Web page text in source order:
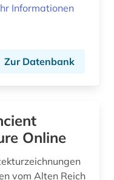
Informationen
Zur Datenbank
Online
vom Alten Reich